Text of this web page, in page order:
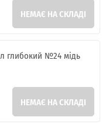
НЕМАЄ НА СКЛАДІ
глибокий №24 мідь
НЕМАЄ НА СКЛАДІ